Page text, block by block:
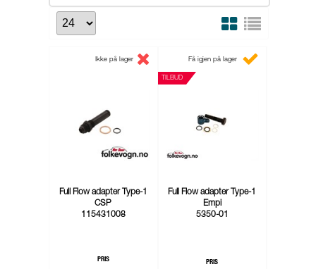
Ikke på lager
Full Flow adapter Type-1
CSP
115431008
PRIS
TILBUD
Få igjen på lager
Full Flow adapter Type-1
Empi
5350-01
PRIS